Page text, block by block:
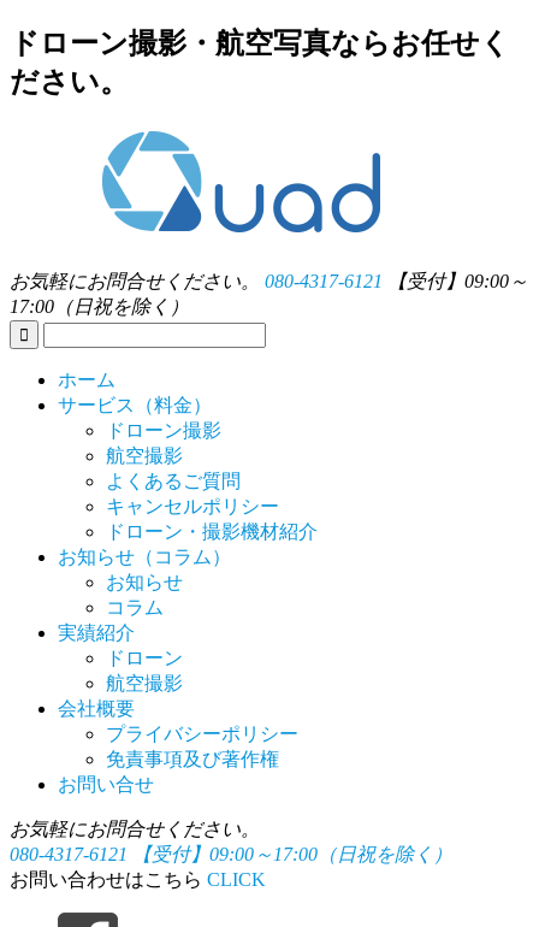
ドローン撮影・航空写真ならお任せく
ださい。
お気軽にお問合せください。 080-4317-6121
【受付】09:00～
17:00（日祝を除く）
ホーム
サービス（料金）
ドローン撮影
航空撮影
よくあるご質問
キャンセルポリシー
ドローン・撮影機材紹介
お知らせ（コラム）
お知らせ
コラム
実績紹介
ドローン
航空撮影
会社概要
プライバシーポリシー
免責事項及び著作権
お問い合せ
お気軽にお問合せください。
080-4317-6121
【受付】09:00～17:00（日祝を除く）
お問い合わせはこちら CLICK